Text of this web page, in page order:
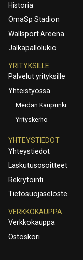
Historia
OmaSp Stadion
Wallsport Areena
Jalkapallolukio
YRITYKSILLE
Palvelut yrityksille
Yhteistyössä
Meidän Kaupunki
Yrityskerho
YHTEYSTIEDOT
Yhteystiedot
Laskutusosoitteet
Rekrytointi
Tietosuojaseloste
VERKKOKAUPPA
Verkkokauppa
Ostoskori